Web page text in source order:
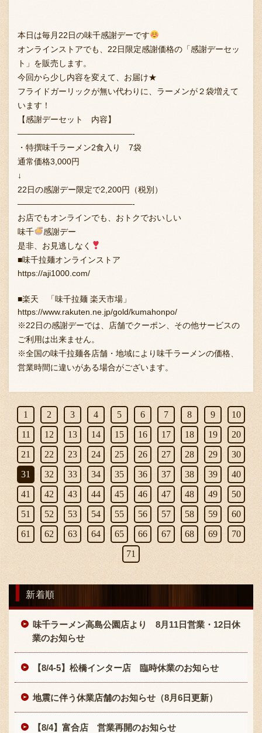
本日は毎月22日の味千感謝デーです
オンラインストアでも、22日限定感謝価格の「感謝デーセッ
ト」を販売します。
今回から少し内容を変えて、お届け★
フライドガーリックが無い代わりに、ラーメンが２袋増えて
います！
【感謝デーセット 内容】
——————————————-
・特撰味千ラーメン2食入り 7袋
通常価格3,000円
↓
22日の感謝デー限定で2,200円（税別）
——————————————-
お店でもオンラインでも、おトクでおいしい
味千
感謝デー
是非、お見逃しなく
■味千拉麺オンラインストア
https://aji1000.com/
■楽天 「味千拉麺 楽天市場」
https://www.rakuten.ne.jp/gold/kumahonpo/
※22日の感謝デーでは、店舗でクーポン、その他サービスの
ご利用は出来ません。
※全国の味千拉麺各店舗・地域により味千ラーメンの価格、
営業時間に違いがある場合がございます。
1 2 3 4 5 6 7 8 9
10
11
12 13 14 15 16 17 18 19
20
21
22 23 24 25 26 27 28 29
30
31
32 33 34 35 36 37 38 39
40
41
42 43 44 45 46 47 48 49
50
51
52 53 54 55 56 57 58 59
60
61
62 63 64 65 66 67 68 69
70
71
新着順
味千ラーメン高島公園店より 8月11日営業・12日休
業のお知らせ
【8/4-5】松橋インター店 臨時休業のお知らせ
地震に伴う休業店舗のお知らせ（8月6日更新）
【8/4】富合店 営業再開のお知らせ